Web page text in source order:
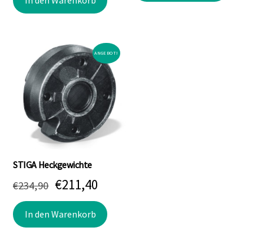
war:
ist:
ANGEBOT!
STIGA Heckgewichte
€234,90 Ursprünglicher
Preis
war:
€211,40Aktueller
Preis
ist:
In den Warenkorb